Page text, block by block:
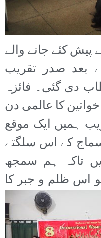
پیش کئے جانے والے
بعد صدر تقریب
دی گئی۔ فائزہ
کا عالمی دن
ہمیں ایک موقع
کے اس سلگتے
تاکہ ہم سمجھ
اس ظلم و جبر کا